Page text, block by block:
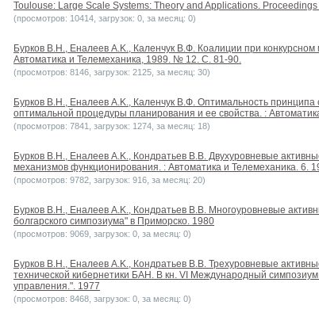
Toulouse: Large Scale Systems: Theory and Applications.
(просмотров: 10414, загрузок: 0, за месяц: 0)
Бурков B.H., Еналеев A.K., Каленчук В.Ф. Коалиции при
Автоматика и Телемеханика, 1989. № 12. С. 81-90.
(просмотров: 8146, загрузок: 2125, за месяц: 30)
Бурков B.H., Еналеев A.K., Каленчук В.Ф. Оптимальность
оптимальной процедуры планирования и ее свойства. :
(просмотров: 7841, загрузок: 1274, за месяц: 18)
Бурков B.H., Еналеев A.K., Кондратьев В.В. Двухуровневые
механизмов функционирования. : Автоматика и Телемеханика. 6.
(просмотров: 9782, загрузок: 916, за месяц: 20)
Бурков B.H., Еналеев A.K., Кондратьев В.В. Многоуровневые
болгарского симпозиума" в Приморско. 1980
(просмотров: 9069, загрузок: 0, за месяц: 0)
Бурков B.H., Еналеев A.K., Кондратьев В.В. Трехуровневые
технической кибернетики БАН. В кн. VI Международный
управления.". 1977
(просмотров: 8468, загрузок: 0, за месяц: 0)